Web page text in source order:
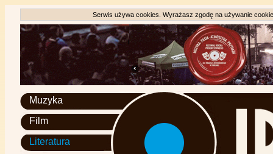
Serwis używa cookies. Wyrażasz zgodę na używanie
Muzyka
Film
Literatura